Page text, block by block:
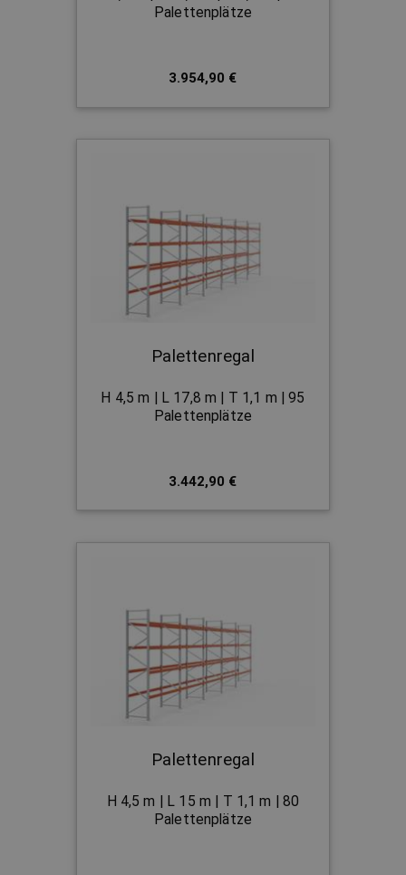
Palettenplätze
3.954,90 €
Palettenregal
H 4,5 m | L 17,8 m | T 1,1 m | 95
Palettenplätze
3.442,90 €
Palettenregal
H 4,5 m | L 15 m | T 1,1 m | 80
Palettenplätze